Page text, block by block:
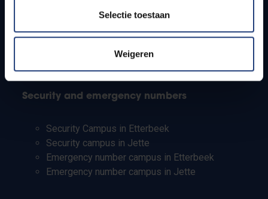
Selectie toestaan
Weigeren
PhD students
Teachers and secondary schools
Working students
Security and emergency numbers
Security Campus in Etterbeek
Security campus in Jette
Emergency number campus in Etterbeek
Emergency number campus in Jette